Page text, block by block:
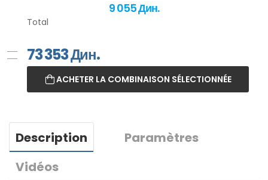
9 055 Дин.
Total
73 353Дин.
ACHETER LA COMBINAISON SÉLECTIONNÉE
Description
Paramètres
Vidéos